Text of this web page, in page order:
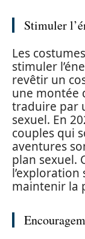
Stimuler
Les
stimuler
revêtir un
une montée
traduire par
sexuel. En
couples qui
aventures
plan sexuel.
maintenir la